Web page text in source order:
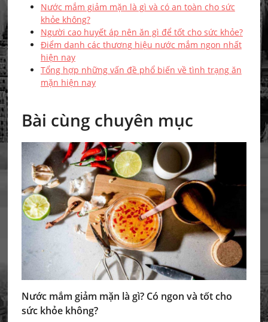
Nước mắm giảm mặn là gì và có an toàn cho sức
khỏe không?
Người cao huyết áp nên ăn gì để tốt cho sức khỏe?
Điểm danh các thương hiệu nước mắm ngon nhất
hiện nay
Tổng hợp những vấn đề phổ biến về tình trạng ăn
mặn hiện nay
Bài cùng chuyên mục
Nước mắm giảm mặn là gì? Có ngon và tốt cho
sức khỏe không?